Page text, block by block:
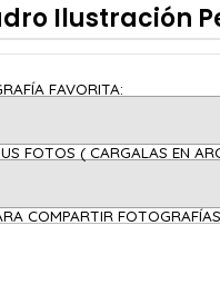
Ilustración
FAVORITA:
SUBE TUS FOTOS (
COMPARTIR